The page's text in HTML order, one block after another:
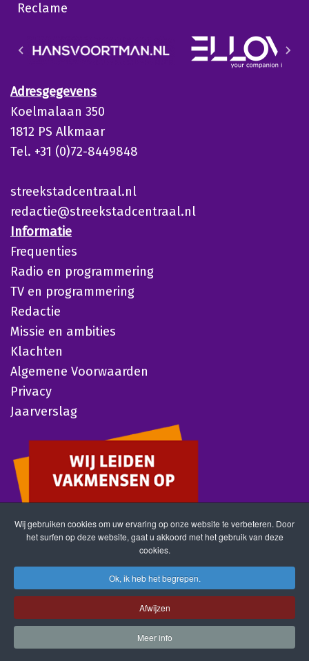
Reclame
Adresgegevens
Koelmalaan 350
1812 PS Alkmaar
Tel. +31 (0)72-8449848
streekstadcentraal.nl
redactie@streekstadcentraal.nl
Informatie
Frequenties
Radio en programmering
TV en programmering
Redactie
Missie en ambities
Klachten
Algemene Voorwaarden
Privacy
Jaarverslag
Wij gebruiken cookies om uw ervaring op onze website te verbeteren. Door
het surfen op deze website, gaat u akkoord met het gebruik van deze
cookies.
Ok, ik heb het begrepen.
Afwijzen
Meer info